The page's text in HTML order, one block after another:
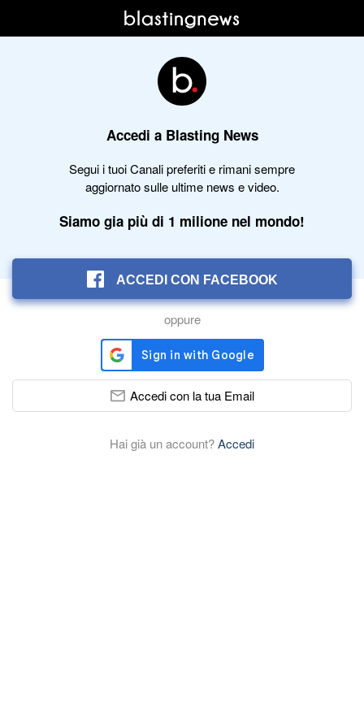
Accedi a Blasting News
Segui i tuoi Canali preferiti e rimani sempre
aggiornato sulle ultime news e video.
Siamo gia più di 1 milione nel mondo!
ACCEDI CON FACEBOOK
oppure
Accedi con la tua Email
Hai già un account?Accedi